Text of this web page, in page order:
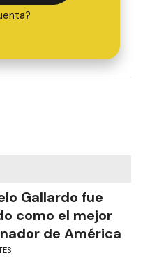
Gallardo fue
como el mejor
de América